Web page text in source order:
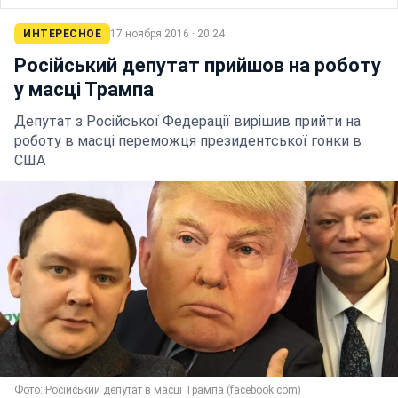
ИНТЕРЕСНОЕ 17 ноября 2016 · 20:24
Російський депутат прийшов на роботу
у масці Трампа
Депутат з Російської Федерації вирішив прийти на
роботу в масці переможця президентської гонки в
США
Фото: Російський депутат в масці Трампа (facebook.com)